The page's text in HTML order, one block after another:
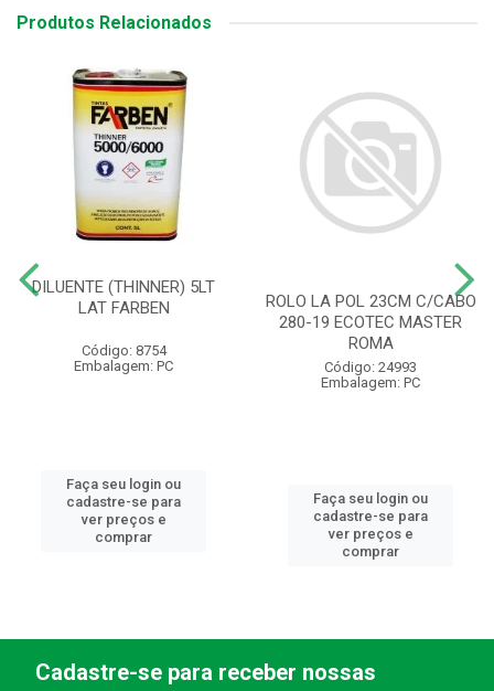
Produtos Relacionados
DILUENTE (THINNER) 5LT
LAT FARBEN
Código: 8754
Embalagem: PC
Faça seu login ou
cadastre-se para
ver preços e
comprar
ROLO LA POL 23CM C/CABO
280-19 ECOTEC MASTER
ROMA
Código: 24993
Embalagem: PC
Faça seu login ou
cadastre-se para
ver preços e
comprar
Cadastre-se para receber nossas